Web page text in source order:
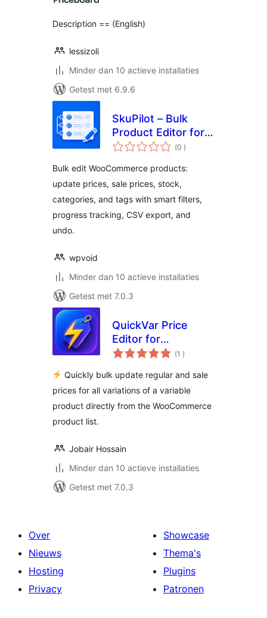
Description == (English)
lessizoli
Minder dan 10 actieve installaties
Getest met 6.9.6
SkuPilot – Bulk
Product Editor for
WooCommerce
(0 aantal
beoordelingen
)
Bulk edit WooCommerce products:
update prices, sale prices, stock,
categories, and tags with smart filters,
progress tracking, CSV export, and
undo.
wpvoid
Minder dan 10 actieve installaties
Getest met 7.0.3
QuickVar Price
Editor for
WooCommerce
(1 aantal
beoordelingen
)
Quickly bulk update regular and sale
prices for all variations of a variable
product directly from the WooCommerce
product list.
Jobair Hossain
Minder dan 10 actieve installaties
Getest met 7.0.3
Over
Nieuws
Hosting
Privacy
Showcase
Thema's
Plugins
Patronen